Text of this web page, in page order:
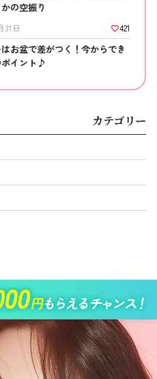
の空振り
31日 421
お盆で差がつく！今からでき
ポイント♪
カテゴリー